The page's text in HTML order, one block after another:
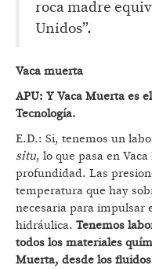
roca madre
Unidos”.
Vaca muerta
APU: Y Vaca Muerta es
Tecnología.
E.D.: Si, tenemos un
situ, lo que pasa en
profundidad. Las
temperatura que hay
necesaria para impulsar
hidráulica. Tenemos
todos los materiales
Muerta, desde los